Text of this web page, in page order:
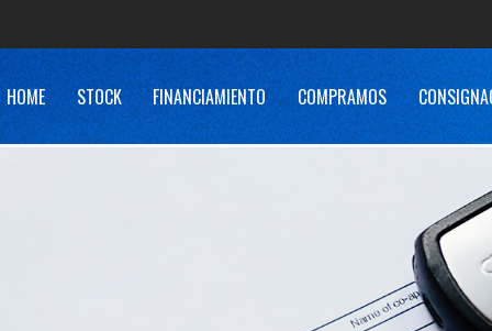
HOME STOCK FINANCIAMIENTO COMPRAMOS